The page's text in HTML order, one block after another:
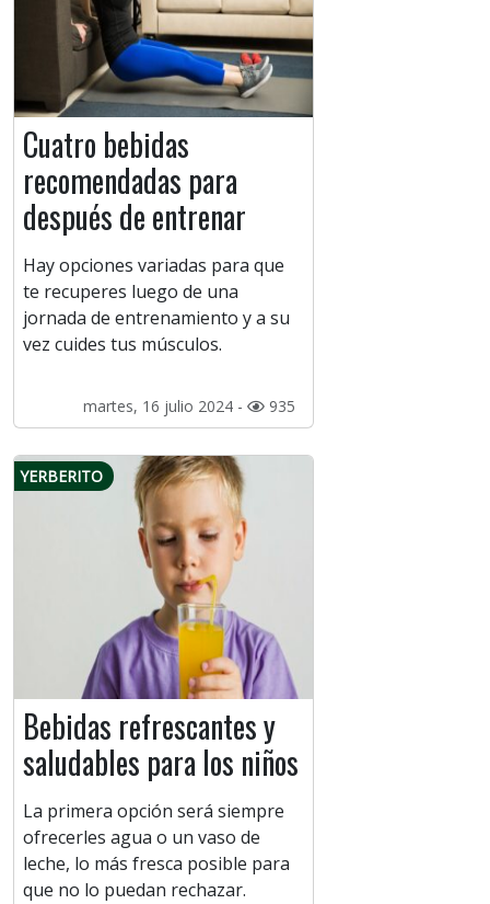
Cuatro bebidas
recomendadas para
después de entrenar
Hay opciones variadas para que
te recuperes luego de una
jornada de entrenamiento y a su
vez cuides tus músculos.
martes, 16 julio 2024 - 935
YERBERITO
Bebidas refrescantes y
saludables para los niños
La primera opción será siempre
ofrecerles agua o un vaso de
leche, lo más fresca posible para
que no lo puedan rechazar.